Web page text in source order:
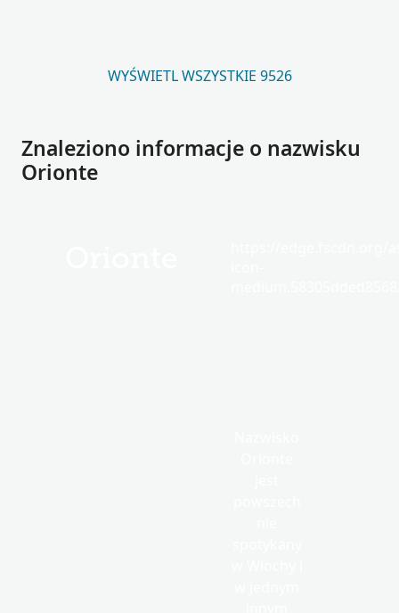
WYŚWIETL WSZYSTKIE 9526
Znaleziono informacje o nazwisku
Orionte